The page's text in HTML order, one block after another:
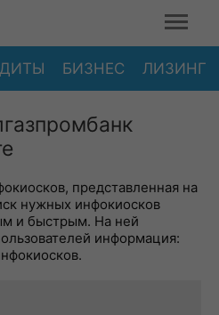
БИЗНЕС ЛИЗИНГ
представленная на
нужных инфокиосков
и быстрым. На ней
информация: